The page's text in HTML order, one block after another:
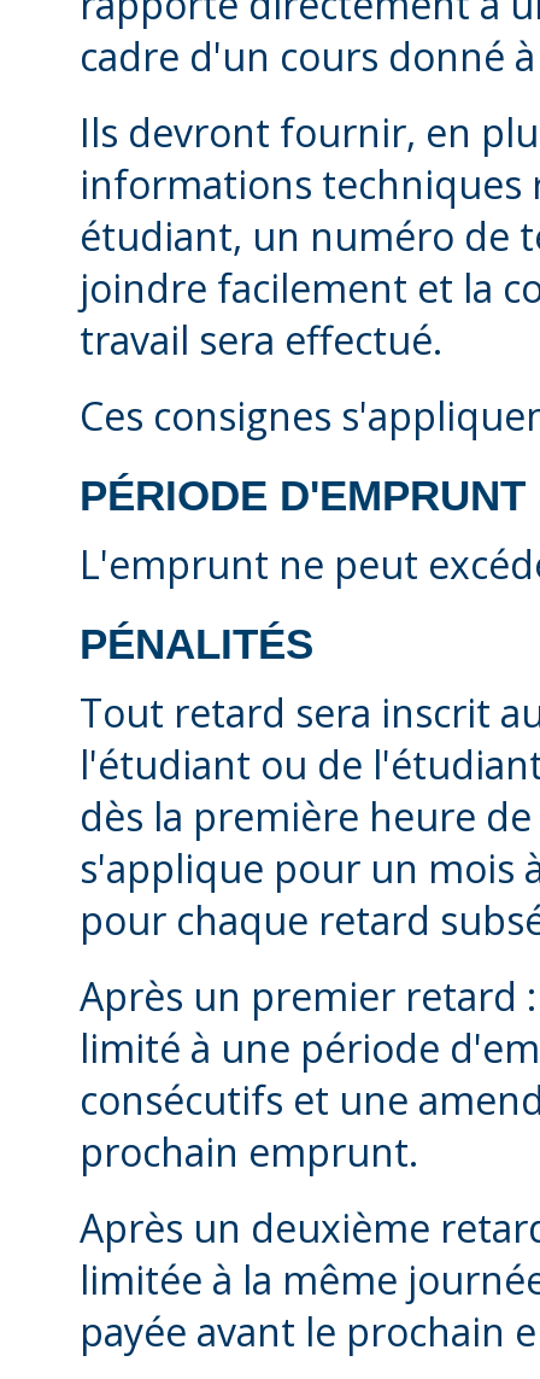
cadre d'un cours donné
Ils devront fournir, en
informations techniques
étudiant, un numéro de
joindre facilement et la
travail sera effectué.
Ces consignes
PÉRIODE D'EMPRUNT
L'emprunt ne peut
PÉNALITÉS
Tout retard sera inscrit
l'étudiant ou de
dès la première heure
s'applique pour un mois
pour chaque retard
Après un premier retard
limité à une période
consécutifs et une
prochain emprunt.
Après un deuxième
limitée à la même
payée avant le prochain